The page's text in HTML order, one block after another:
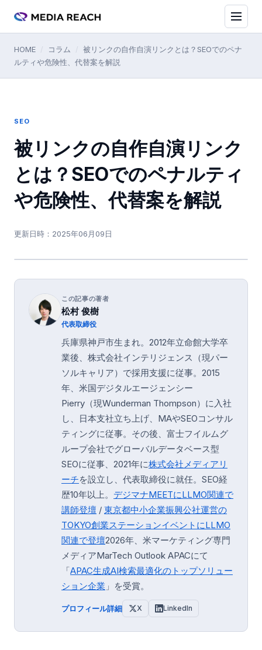
HOME コラム
被リンクの自作自演リンクとは？SEOでのペナ
ルティや危険性、代替案を解説
SEO
被リンクの自作自演リンク
とは？SEOでのペナルティ
や危険性、代替案を解説
更新日時： 2025年06月09日
この記事の著者
松村 俊樹
代表取締役
兵庫県神戸市生まれ。2012年立命館大学卒
業後、株式会社インテリジェンス（現パー
ソルキャリア）で採用支援に従事。2015
年、米国デジタルエージェンシー
Pierry（現Wunderman Thompson）に入社
し、日本支社立ち上げ、MAやSEOコンサル
ティングに従事。その後、富士フイルムグ
ループ会社でグローバルデータベース型
SEOに従事、2021年に株式会社メディアリ
ーチを設立し、代表取締役に就任。SEO経
歴10年以上。 デジマナMEETにLLMO関連で
講師登壇 / 東京都中小企業振興公社運営の
TOKYO創業ステーションイベントにLLMO
関連で登壇2026年、米マーケティング専門
メディアMarTech Outlook APACにて
「APAC生成AI検索最適化のトップソリュー
ション企業 」を受賞。
プロフィール詳細 X LinkedIn